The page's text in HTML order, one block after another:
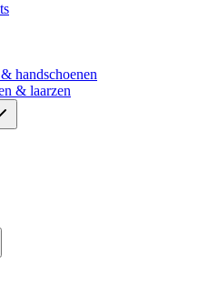
handschoenen
& laarzen